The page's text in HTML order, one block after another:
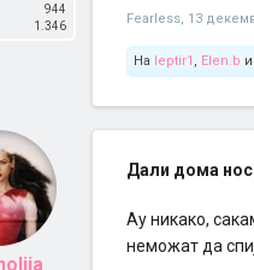
944
1.346 Fearless, 13
На leptir1 , Elen.b и
Дали дома
Ау никако,
неможат да